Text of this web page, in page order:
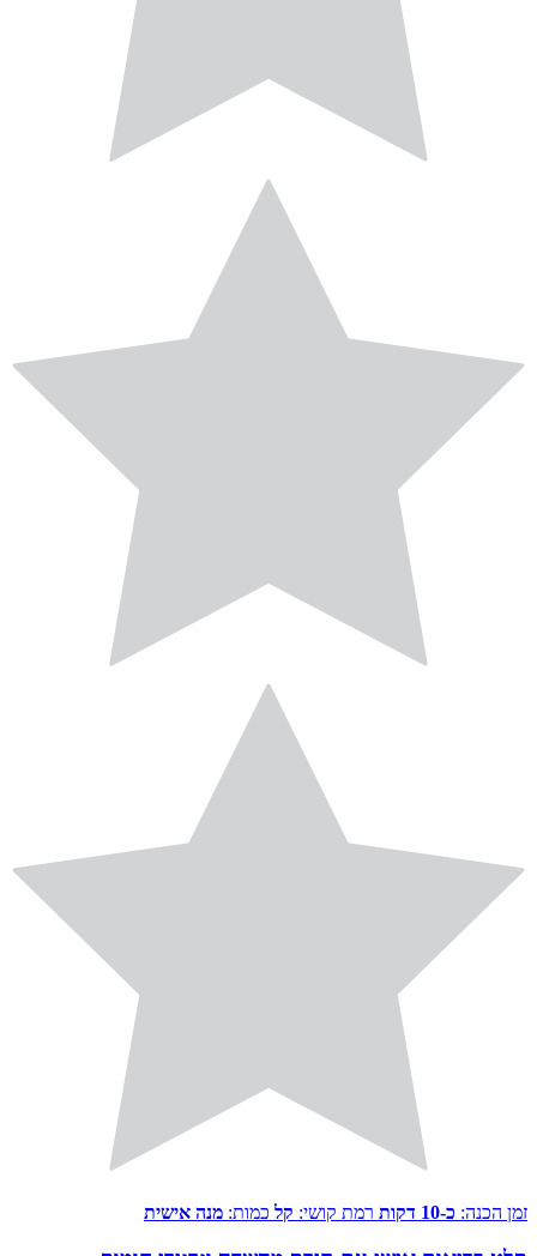
זמן הכנה: כ-10 דקות רמת קושי: קל כמות: מנה אישית